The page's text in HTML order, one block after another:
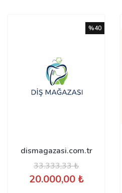
dismagazasi.com.tr
33.333,33 ₺
20.000,00 ₺
%40